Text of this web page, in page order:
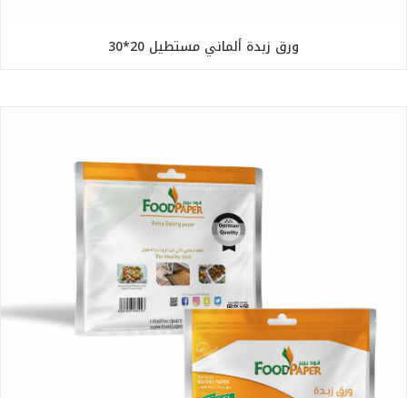
ورق زبدة ألماني مستطيل 20*30